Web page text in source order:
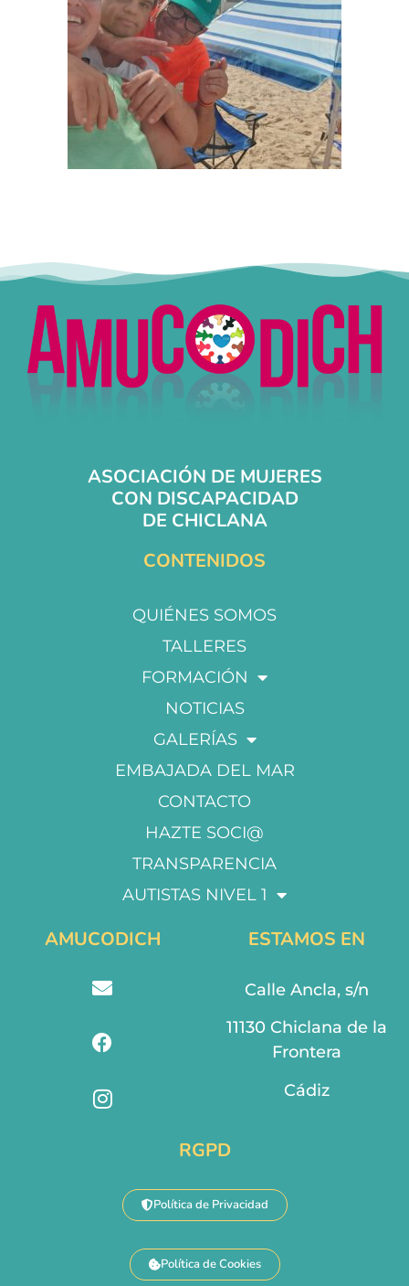
ASOCIACIÓN DE MUJERES
CON DISCAPACIDAD
DE CHICLANA
CONTENIDOS
QUIÉNES SOMOS
TALLERES
FORMACIÓN
NOTICIAS
GALERÍAS
EMBAJADA DEL MAR
CONTACTO
HAZTE SOCI@
TRANSPARENCIA
AUTISTAS NIVEL 1
AMUCODICH ESTAMOS EN
Calle Ancla, s/n
11130 Chiclana de la
Frontera
Cádiz
RGPD
Política de Privacidad
Política de Cookies